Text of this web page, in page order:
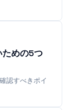
ための5つ
認すべきポイ